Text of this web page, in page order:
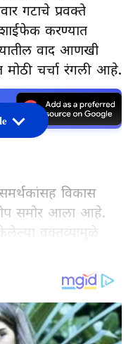
गटाचे प्रवक्ते
करण्यात
वाद आणखी
मोठी चर्चा रंगली आहे.
विकास
समोर आला आहे.
वक्तव्यामुळे
नाही,” असा
सुरुवात